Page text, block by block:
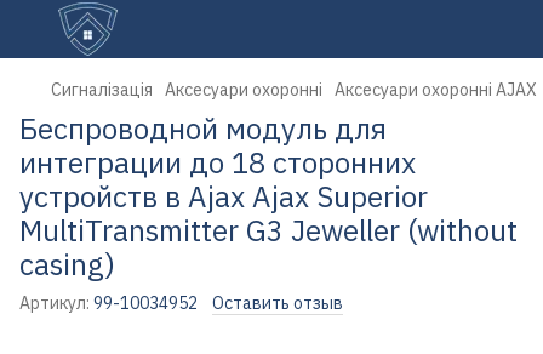
Сигналізація Аксесуари охоронні Аксесуари охоронні AJAX
Беспроводной модуль для
интеграции до 18 сторонних
устройств в Ajax Ajax Superior
MultiTransmitter G3 Jeweller (without
casing)
Артикул: 99-10034952 Оставить отзыв